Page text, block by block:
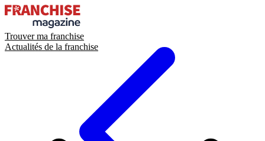
Trouver ma franchise
Actualités de la franchise